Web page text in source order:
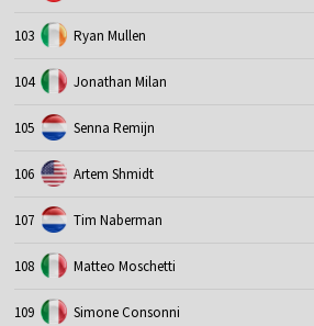
103 Ryan Mullen
104 Jonathan Milan
105 Senna Remijn
106 Artem Shmidt
107 Tim Naberman
108 Matteo Moschetti
109 Simone Consonni